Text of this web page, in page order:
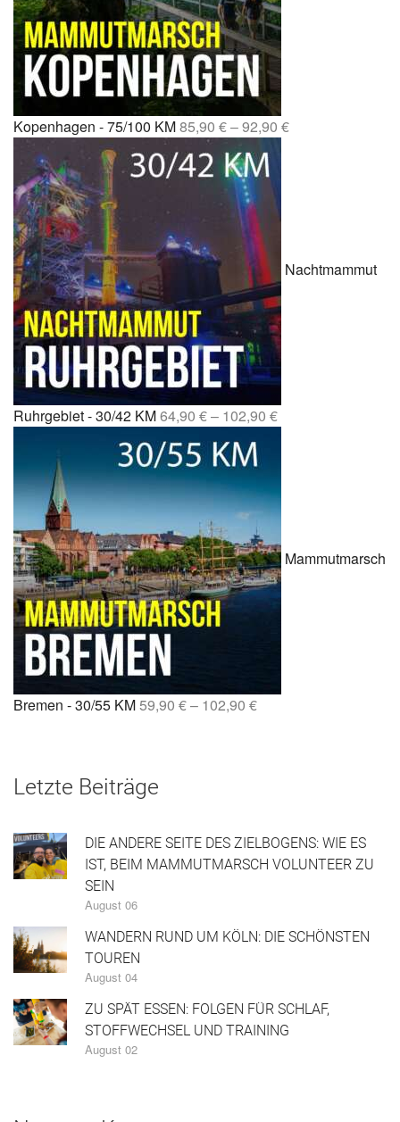
Kopenhagen - 75/100 KM85,90 €–92,90 €
Nachtmammut
Ruhrgebiet - 30/42 KM64,90 €– 102,90 €
Mammutmarsch
Bremen - 30/55 KM59,90 €– 102,90 €
Letzte Beiträge
DIE ANDERE SEITE DES ZIELBOGENS: WIE ES
IST, BEIM MAMMUTMARSCH VOLUNTEER ZU
SEIN
August 06
WANDERN RUND UM KÖLN: DIE SCHÖNSTEN
TOUREN
August 04
ZU SPÄT ESSEN: FOLGEN FÜR SCHLAF,
STOFFWECHSEL UND TRAINING
August 02